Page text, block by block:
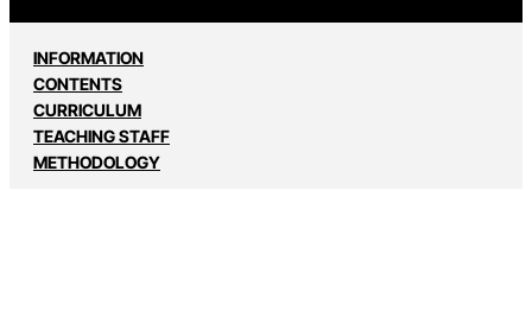
INFORMATION
CONTENTS
CURRICULUM
TEACHING STAFF
METHODOLOGY